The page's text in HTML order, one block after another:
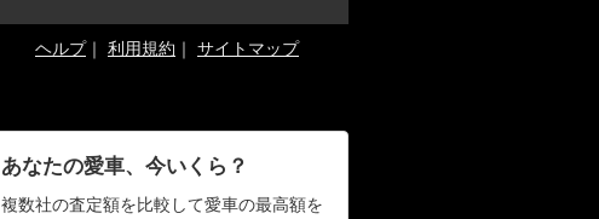
ヘルプ｜ 利用規約 ｜ サイトマップ
あなたの愛車、今いくら？
複数社の査定額を比較して愛車の最高額を